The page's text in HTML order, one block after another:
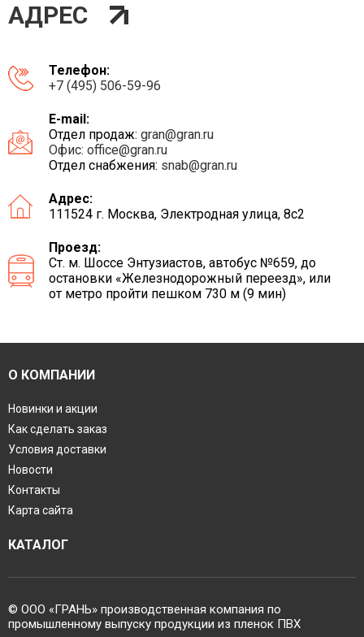
АДРЕС
Телефон:
+7 (495) 506-59-96
E-mail:
Отдел продаж: gran@gran.ru
Офис: office@gran.ru
Отдел снабжения: snab@gran.ru
Адрес:
111524 г. Москва, Электродная улица, 8с2
Проезд:
Ст. м. Шоссе Энтузиастов, автобус №659, до
остановки «Железнодорожный переезд», или
от метро пройти пешком 730 м (9 мин)
О КОМПАНИИ
Новинки и акции
Как сделать заказ
Условия доставки
Новости
Контакты
Карта сайта
КАТАЛОГ
© ООО «ГРАНЬ» производственная компания по
промышленному выпуску продукции из пленок ПВХ